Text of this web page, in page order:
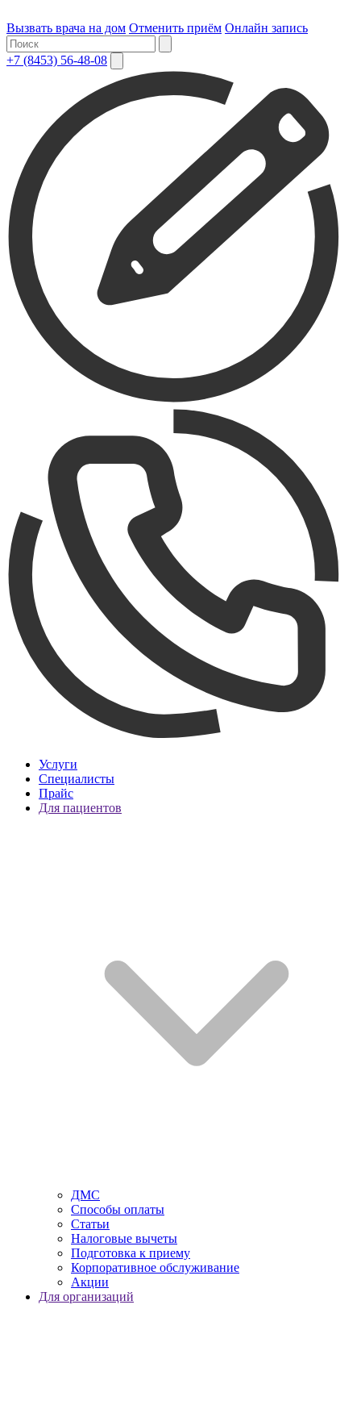
Вызвать врача на дом Отменить приём Онлайн запись
+7 (8453) 56-48-08
Услуги
Специалисты
Прайс
Для пациентов
ДМС
Способы оплаты
Статьи
Налоговые вычеты
Подготовка к приему
Корпоративное обслуживание
Акции
Для организаций